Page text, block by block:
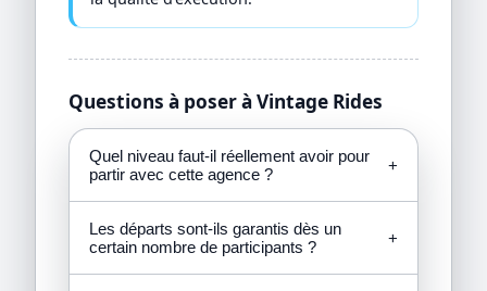
Questions à poser à Vintage Rides
Quel niveau faut-il réellement avoir pour
partir avec cette agence ?
+
Les départs sont-ils garantis dès un
certain nombre de participants ?
+